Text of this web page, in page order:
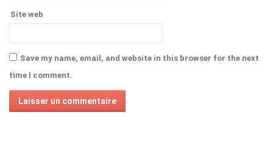
Site web
Save my name, email, and website in this browser for the next
time I comment.